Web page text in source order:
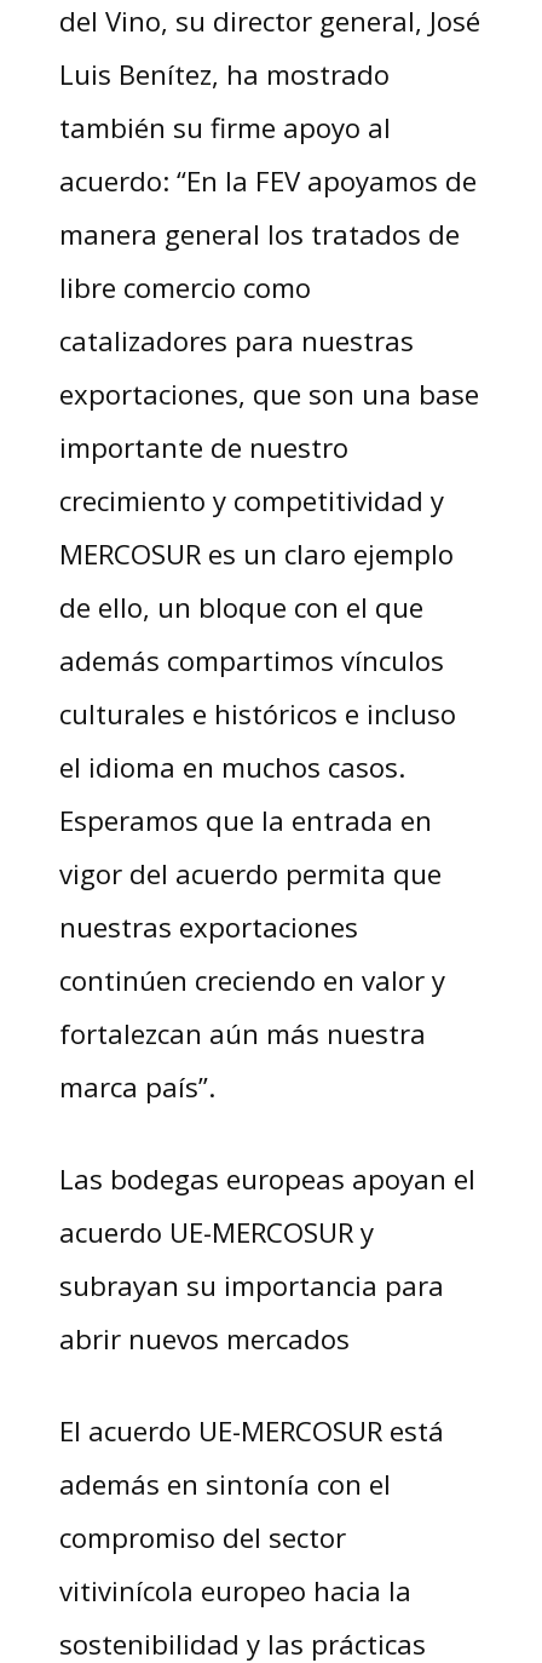
del Vino, su director general, José
Luis Benítez, ha mostrado
también su firme apoyo al
acuerdo: “En la FEV apoyamos de
manera general los tratados de
libre comercio como
catalizadores para nuestras
exportaciones, que son una base
importante de nuestro
crecimiento y competitividad y
MERCOSUR es un claro ejemplo
de ello, un bloque con el que
además compartimos vínculos
culturales e históricos e incluso
el idioma en muchos casos.
Esperamos que la entrada en
vigor del acuerdo permita que
nuestras exportaciones
continúen creciendo en valor y
fortalezcan aún más nuestra
marca país”.
Las bodegas europeas apoyan el
acuerdo UE-MERCOSUR y
subrayan su importancia para
abrir nuevos mercados
El acuerdo UE-MERCOSUR está
además en sintonía con el
compromiso del sector
vitivinícola europeo hacia la
sostenibilidad y las prácticas